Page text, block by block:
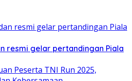
resmi gelar pertandingan Piala